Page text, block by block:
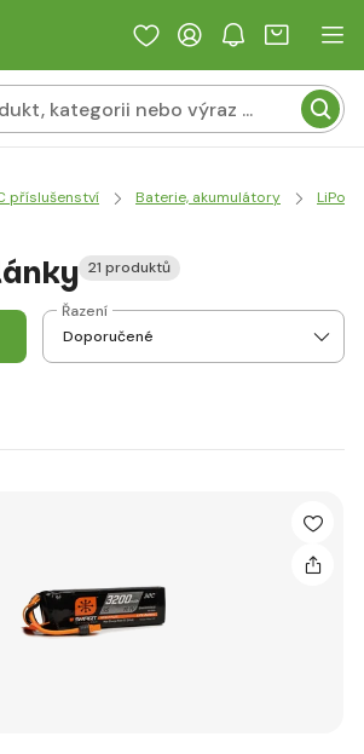
příslušenství Baterie, akumulátory LiPol
21 produktů
Řazení